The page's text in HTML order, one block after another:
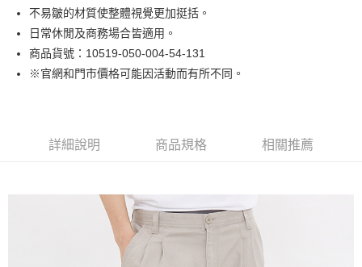
貨到付款
運送方式
付款後7-11取貨
不易皺的材質使整體視覺更加挺括。
日常休閒及商務場合皆適用。
商品貨號：10519-050-004-54-131
※官網和門市價格可能因活動而有所不同。
詳細說明 商品規格 相關推薦